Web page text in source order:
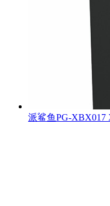
派鲨鱼PG-